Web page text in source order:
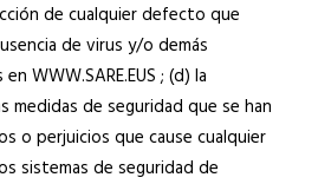
de cualquier defecto que
de virus y/o demás
WWW.SARE.EUS ; (d) la
medidas de seguridad que se han
o perjuicios que cause cualquier
sistemas de seguridad de